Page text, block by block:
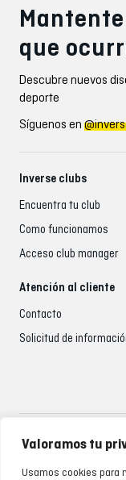
Valoramos tu
Usamos cookies para
que
Descubre nuevos
deporte
Síguenos en
Inverse clubs
Encuentra tu club
Como funcionamos
Acceso club manager
Atención al cliente
Contacto
Solicitud de
Atención al